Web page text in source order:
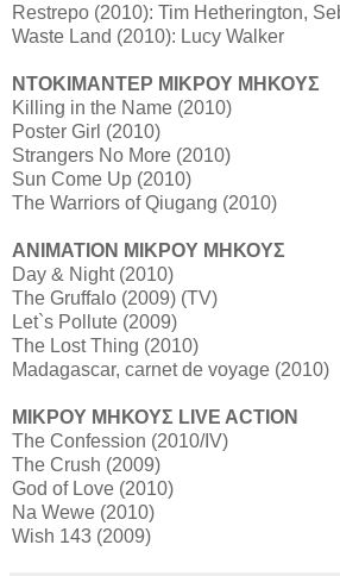
Restrepo (2010): Tim Hetherington,
Waste Land (2010): Lucy Walker
ΝΤΟΚΙΜΑΝΤΕΡ ΜΙΚΡΟΥ ΜΗΚΟΥΣ
Killing in the Name (2010)
Poster Girl (2010)
Strangers No More (2010)
Sun Come Up (2010)
The Warriors of Qiugang (2010)
ANIMATION ΜΙΚΡΟΥ ΜΗΚΟΥΣ
Day & Night (2010)
The Gruffalo (2009) (TV)
Let`s Pollute (2009)
The Lost Thing (2010)
Madagascar, carnet de voyage (2010)
ΜΙΚΡΟΥ ΜΗΚΟΥΣ LIVE ACTION
The Confession (2010/IV)
The Crush (2009)
God of Love (2010)
Na Wewe (2010)
Wish 143 (2009)